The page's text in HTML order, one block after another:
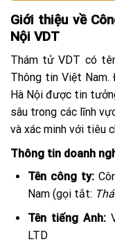
Giới thiệu về
Nội VDT
Thám tử VDT có
Thông tin Việt Nam.
Hà Nội được tin
sâu trong các lĩnh
và xác minh với tiêu
Thông tin doanh
Tên công ty:
Nam (gọi tắt:
Tên tiếng Anh:
LTD